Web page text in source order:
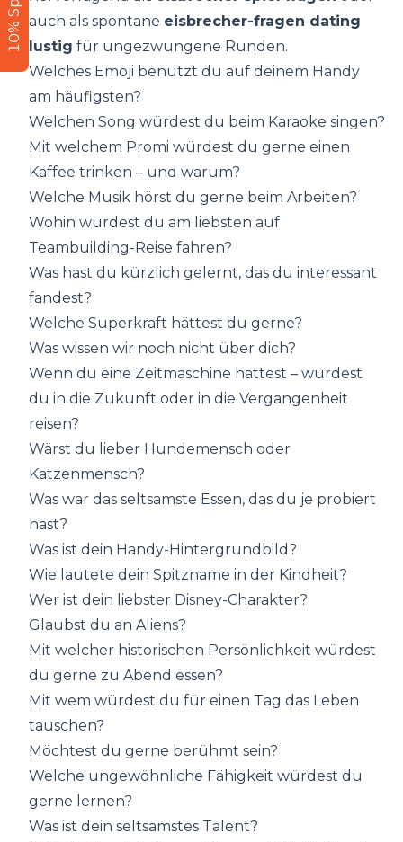
auch als spontane eisbrecher-fragen dating
lustig für ungezwungene Runden.
Welches Emoji benutzt du auf deinem Handy
am häufigsten?
Welchen Song würdest du beim Karaoke singen?
Mit welchem Promi würdest du gerne einen
Kaffee trinken – und warum?
Welche Musik hörst du gerne beim Arbeiten?
Wohin würdest du am liebsten auf
Teambuilding-Reise fahren?
Was hast du kürzlich gelernt, das du interessant
fandest?
Welche Superkraft hättest du gerne?
Was wissen wir noch nicht über dich?
Wenn du eine Zeitmaschine hättest – würdest
du in die Zukunft oder in die Vergangenheit
reisen?
Wärst du lieber Hundemensch oder
Katzenmensch?
Was war das seltsamste Essen, das du je probiert
hast?
Was ist dein Handy-Hintergrundbild?
Wie lautete dein Spitzname in der Kindheit?
Wer ist dein liebster Disney-Charakter?
Glaubst du an Aliens?
Mit welcher historischen Persönlichkeit würdest
du gerne zu Abend essen?
Mit wem würdest du für einen Tag das Leben
tauschen?
Möchtest du gerne berühmt sein?
Welche ungewöhnliche Fähigkeit würdest du
gerne lernen?
Was ist dein seltsamstes Talent?